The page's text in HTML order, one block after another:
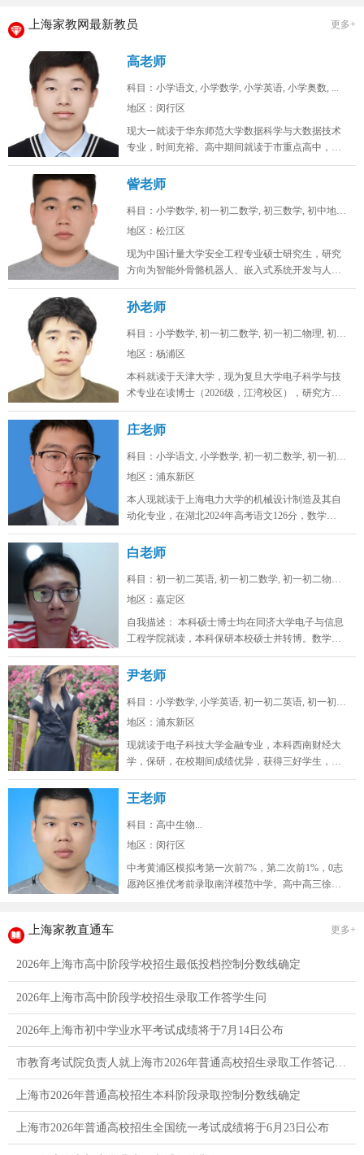
上海家教网最新教员 更多+
高老师
科目：小学语文, 小学数学, 小学英语, 小学奥数, ...
地区：闵行区
现大一就读于华东师范大学数据科学与大数据技术
专业，时间充裕。高中期间就读于市重点高中，总
分常年保持在年极段A+水平，数学...
訾老师
科目：小学数学, 初一初二数学, 初三数学, 初中地理...
地区：松江区
现为中国计量大学安全工程专业硕士研究生，研究
方向为智能外骨骼机器人、嵌入式系统开发与人工
智能算法。目前在卧龙电驱中央研究...
孙老师
科目：小学数学, 初一初二数学, 初一初二物理, 初一...
地区：杨浦区
本科就读于天津大学，现为复旦大学电子科学与技
术专业在读博士（2026级，江湾校区），研究方向
为激光通信。时间充裕，工作日...
庄老师
科目：小学语文, 小学数学, 初一初二数学, 初一初二...
地区：浦东新区
本人现就读于上海电力大学的机械设计制造及其自
动化专业，在湖北2024年高考语文126分，数学
128，物理88，化学92，...
白老师
科目：初一初二英语, 初一初二数学, 初一初二物理, ...
地区：嘉定区
自我描述： 本科硕士博士均在同济大学电子与信息
工程学院就读，本科保研本校硕士并转博。数学高
考142，物理高考91，化学...
尹老师
科目：小学数学, 小学英语, 初一初二英语, 初一初二...
地区：浦东新区
现就读于电子科技大学金融专业，本科西南财经大
学，保研，在校期间成绩优异，获得三好学生，英
语四级证书，英语六级证书，英语六...
王老师
科目：高中生物...
地区：闵行区
中考黄浦区模拟考第一次前7%，第二次前1%，0志
愿跨区推优考前录取南洋模范中学。高中高三徐汇
上海家教直通车 更多+
2026年上海市高中阶段学校招生最低投档控制分数线确定
2026年上海市高中阶段学校招生录取工作答学生问
2026年上海市初中学业水平考试成绩将于7月14日公布
市教育考试院负责人就上海市2026年普通高校招生录取工作答记者问
上海市2026年普通高校招生本科阶段录取控制分数线确定
上海市2026年普通高校招生全国统一考试成绩将于6月23日公布